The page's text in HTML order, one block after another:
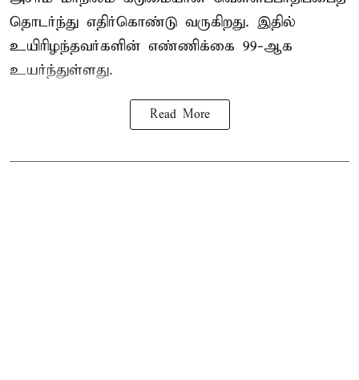
தொடர்ந்து எதிர்கொண்டு வருகிறது. இதில்
உயிரிழந்தவர்களின் எண்ணிக்கை 99-ஆக
உயர்ந்துள்ளது.
Read More